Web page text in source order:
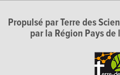
Propulsé par Terre des
par la Région Pays de